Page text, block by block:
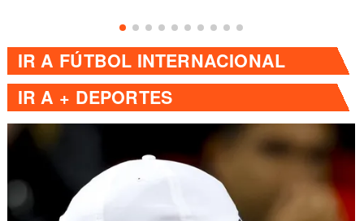
IR A FÚTBOL INTERNACIONAL
IR A + DEPORTES